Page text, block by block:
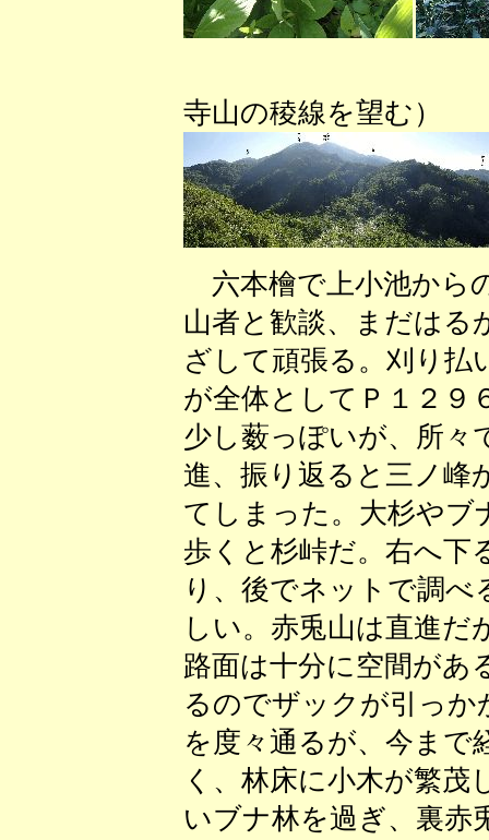
寺山の稜線を望む）
六本檜で上小池から
山者と歓談、まだはる
ざして頑張る。刈り払
が全体としてＰ１２９
少し薮っぽいが、所々
進、振り返ると三ノ峰
てしまった。大杉やブ
歩くと杉峠だ。右へ下
り、後でネットで調
しい。赤兎山は直進だ
路面は十分に空間があ
るのでザックが引っ
を度々通るが、今まで
く、林床に小木が繁茂
いブナ林を過ぎ、裏赤